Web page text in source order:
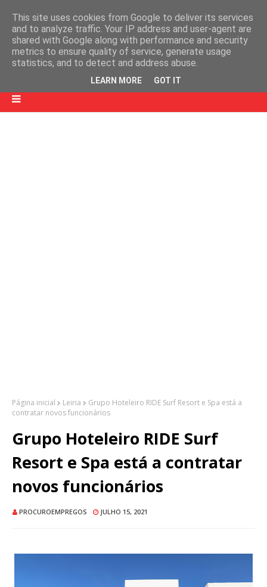
Página inicial Leiria
Grupo Hoteleiro RIDE Surf Resort e Spa está a
contratar novos funcionários
Grupo Hoteleiro RIDE Surf
Resort e Spa está a contratar
novos funcionários
PROCUROEMPREGOS JULHO 15, 2021
This site uses cookies from Google to deliver its services
and to analyze traffic. Your IP address and user-agent are
shared with Google along with performance and security
metrics to ensure quality of service, generate usage
statistics, and to detect and address abuse.
LEARN MORE GOT IT